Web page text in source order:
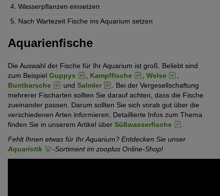
Wasserpflanzen einsetzen
Nach Wartezeit Fische ins Aquarium setzen
Aquarienfische
Die Auswahl der Fische für Ihr Aquarium ist groß. Beliebt sind
zum Beispiel Guppys Kampffische Welse
Buntbarsche
und Salmler
. Bei der Vergesellschaftung
mehrerer Fischarten sollten Sie darauf achten, dass die Fische
zueinander passen. Darum sollten Sie sich vorab gut über die
verschiedenen Arten informieren. Detaillierte Infos zum Thema
finden Sie in unserem Artikel über Süßwasserfische
Fehlt Ihnen etwas für Ihr Aquarium? Entdecken Sie unser
Aquaristik
-Sortiment im zooplus Online-Shop!